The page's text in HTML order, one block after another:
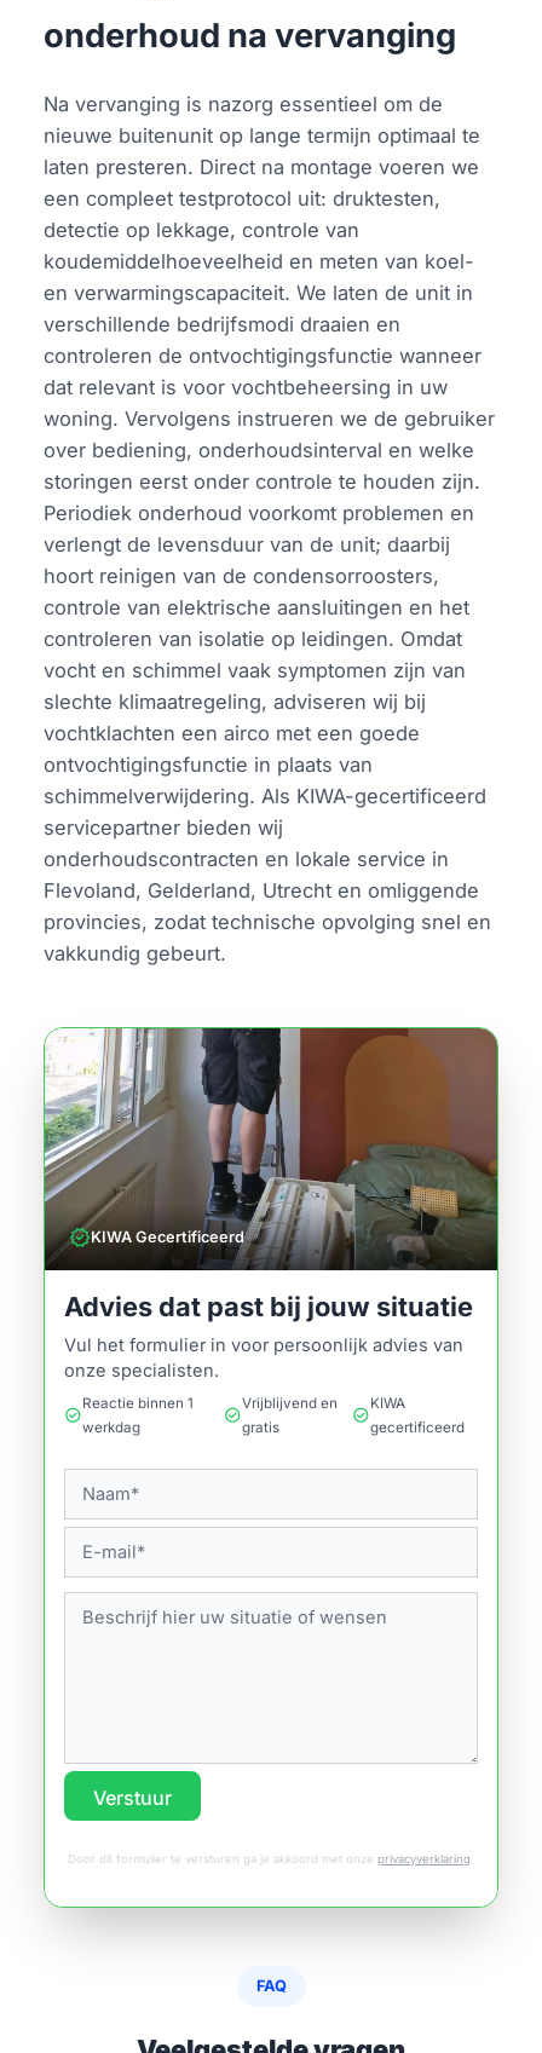
onderhoud na vervanging
Na vervanging is nazorg essentieel om de
nieuwe buitenunit op lange termijn optimaal te
laten presteren. Direct na montage voeren we
een compleet testprotocol uit: druktesten,
detectie op lekkage, controle van
koudemiddelhoeveelheid en meten van koel-
en verwarmingscapaciteit. We laten de unit in
verschillende bedrijfsmodi draaien en
controleren de ontvochtigingsfunctie wanneer
dat relevant is voor vochtbeheersing in uw
woning. Vervolgens instrueren we de gebruiker
over bediening, onderhoudsinterval en welke
storingen eerst onder controle te houden zijn.
Periodiek onderhoud voorkomt problemen en
verlengt de levensduur van de unit; daarbij
hoort reinigen van de condensorroosters,
controle van elektrische aansluitingen en het
controleren van isolatie op leidingen. Omdat
vocht en schimmel vaak symptomen zijn van
slechte klimaatregeling, adviseren wij bij
vochtklachten een airco met een goede
ontvochtigingsfunctie in plaats van
schimmelverwijdering. Als KIWA-gecertificeerd
servicepartner bieden wij
onderhoudscontracten en lokale service in
Flevoland, Gelderland, Utrecht en omliggende
provincies, zodat technische opvolging snel en
vakkundig gebeurt.
verifiedKIWA Gecertificeerd
Advies dat past bij jouw situatie
Vul het formulier in voor persoonlijk advies van
onze specialisten.
check_circle
Reactie binnen 1
werkdag
check_circle
Vrijblijvend en
gratis
check_circle
KIWA
gecertificeerd
Verstuur
Door dit formulier te versturen ga je akkoord met onze privacyverklaring
FAQ